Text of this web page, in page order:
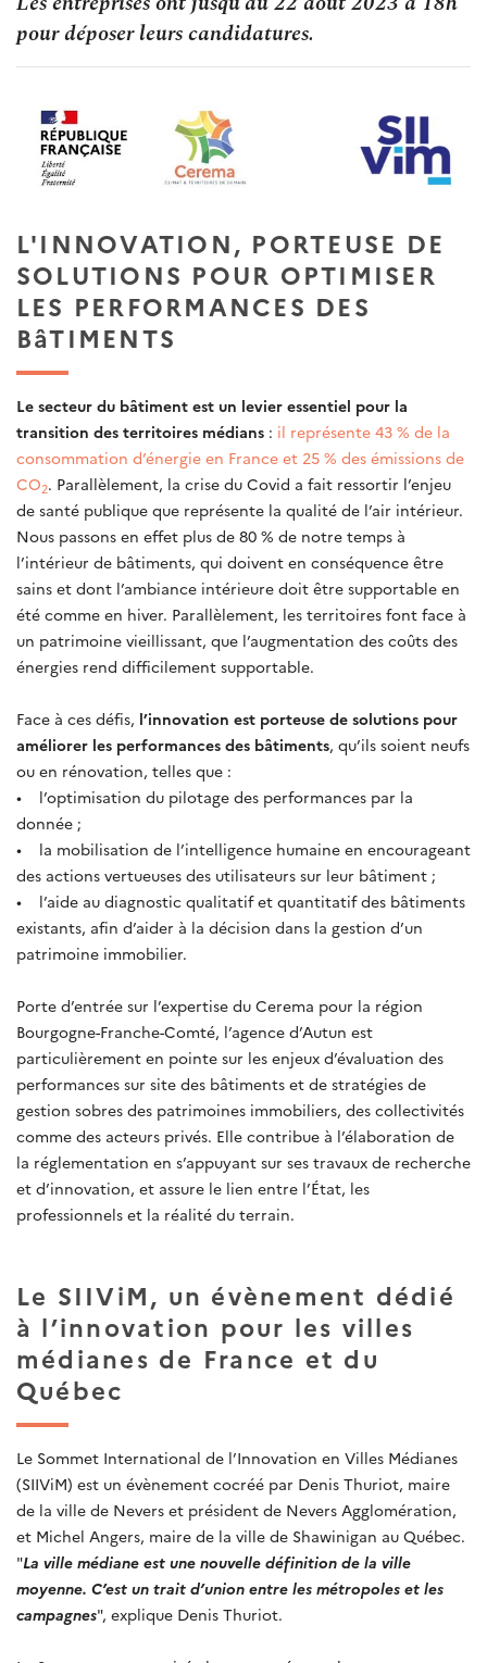
pour déposer leurs candidatures.
L'INNOVATION, PORTEUSE DE
SOLUTIONS POUR OPTIMISER
LES PERFORMANCES DES
BâTIMENTS
Le secteur du bâtiment est un levier essentiel pour la
transition des territoires médians : il représente 43 % de la
consommation d’énergie en France et 25 % des émissions de
CO2. Parallèlement, la crise du Covid a fait ressortir l’enjeu
de santé publique que représente la qualité de l’air intérieur.
Nous passons en effet plus de 80 % de notre temps à
l’intérieur de bâtiments, qui doivent en conséquence être
sains et dont l’ambiance intérieure doit être supportable en
été comme en hiver. Parallèlement, les territoires font face à
un patrimoine vieillissant, que l’augmentation des coûts des
énergies rend difficilement supportable.
Face à ces défis, l’innovation est porteuse de solutions pour
améliorer les performances des bâtiments, qu’ils soient neufs
ou en rénovation, telles que :
• l’optimisation du pilotage des performances par la
donnée ;
• la mobilisation de l’intelligence humaine en encourageant
des actions vertueuses des utilisateurs sur leur bâtiment ;
• l’aide au diagnostic qualitatif et quantitatif des bâtiments
existants, afin d’aider à la décision dans la gestion d’un
patrimoine immobilier.
Porte d’entrée sur l’expertise du Cerema pour la région
Bourgogne-Franche-Comté, l’agence d’Autun est
particulièrement en pointe sur les enjeux d’évaluation des
performances sur site des bâtiments et de stratégies de
gestion sobres des patrimoines immobiliers, des collectivités
comme des acteurs privés. Elle contribue à l’élaboration de
la réglementation en s’appuyant sur ses travaux de recherche
et d’innovation, et assure le lien entre l’État, les
professionnels et la réalité du terrain.
Le SIIViM, un évènement dédié
à l’innovation pour les villes
médianes de France et du
Québec
Le Sommet International de l’Innovation en Villes Médianes
(SIIViM) est un évènement cocréé par Denis Thuriot, maire
de la ville de Nevers et président de Nevers Agglomération,
et Michel Angers, maire de la ville de Shawinigan au Québec.
"La ville médiane est une nouvelle définition de la ville
moyenne. C’est un trait d’union entre les métropoles et les
campagnes", explique Denis Thuriot.